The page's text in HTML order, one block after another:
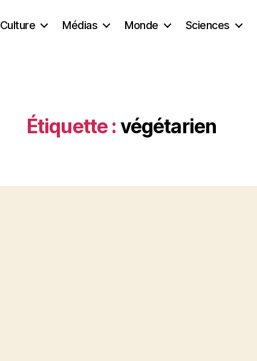
Culture Médias Monde Sciences
Étiquette : végétarien